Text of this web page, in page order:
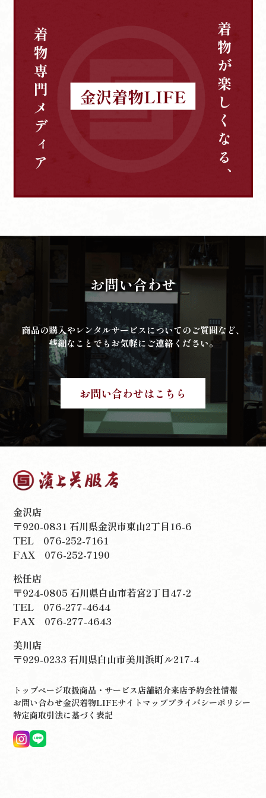
お問い合わせ
商品の購入やレンタルサービスについてのご質問など、
些細なことでもお気軽にご連絡ください。
お問い合わせはこちら
金沢店
〒920-0831 石川県金沢市東山2丁目16-6
TEL 076-252-7161
FAX 076-252-7190
松任店
〒924-0805 石川県白山市若宮2丁目47-2
TEL 076-277-4644
FAX 076-277-4643
美川店
〒929-0233 石川県白山市美川浜町ル217-4
トップページ取扱商品・サービス店舗紹介来店予約会社情報
お問い合わせ金沢着物LIFEサイトマッププライバシーポリシー
特定商取引法に基づく表記